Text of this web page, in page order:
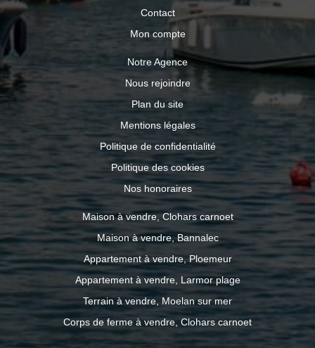
Contact
Mon compte
Notre Agence
Nous rejoindre
Plan du site
Mentions légales
Politique de confidentialité
Politique des cookies
Nos honoraires
Maison à vendre, Clohars carnoet
Maison à vendre, Bannalec
Appartement à vendre, Ploemeur
Appartement à vendre, Larmor plage
Terrain à vendre, Moelan sur mer
Corps de ferme à vendre, Clohars carnoet